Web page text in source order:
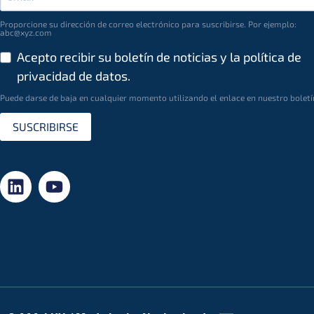
Proporcione su dirección de correo electrónico para suscribirse. Por ejemplo:
abc@xyz.com
Acepto recibir su boletín de noticias y la política de
privacidad de datos.
Puede darse de baja en cualquier momento utilizando el enlace en nuestro
SUSCRIBIRSE